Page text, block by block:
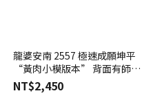
龍婆安南 2557 極速成願坤平
“黃肉小模版本” 背面有師傅
最厲害的極速靈猴 幫助佩戴者
能夠快速成願🌟【夢幻佛牌】
NT$2,450